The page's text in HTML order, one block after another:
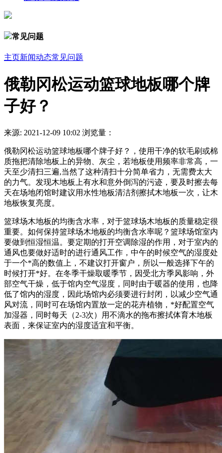
常见问题
主页新闻动态常见问题
俄勒冈松运动篮球地板哪个牌
子好？
来源: 2021-12-09 10:02 浏览量：
俄勒冈松运动篮球地板哪个牌子好？，使用干净的软毛刷或棉
质拖把清除地板上的异物、灰尘，若地板使用频率非常高，一
天至少清扫三遍,当然了这种清扫十分简单省力，无需费太大
的力气。发现木地板上有水和意外倒泻的污迹，要及时擦去每
天在场地闭馆时建议用水性地板清洁剂擦拭木地板一次，让木
地板恢复亮度。
篮球场木地板的均衡含水率，对于篮球场木地板的质量稳定很
重要。如何保持篮球场木地板的均衡含水率呢？篮球场馆室内
要做到恒湿恒温。要定期的打开空调除湿的作用，对于室内的
通风也要做好适时的进行通风工作，中午的时候空气的湿度处
于一个*高的数值上，不建议打开窗户，所以一般选择下午的
时候打开*好。在冬季干燥取暖季节，因受北方季风影响，外
部空气干燥，低于馆内空气湿度，同时由于暖器的使用，也降
低了馆内的湿度，因此场馆内必须要进行封闭，以减少空气通
风对流，同时可在场馆内置放一定的花卉植物，*好配置空气
加湿器，同时每天（2-3次）用不滴水的拖布擦拭体育木地板
表面，来保证室内的湿度适宜和平衡。